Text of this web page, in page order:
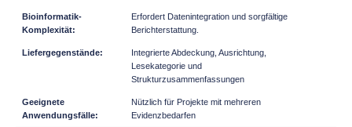
Erfordert Datenintegration und sorgfältige
Berichterstattung.
Integrierte Abdeckung, Ausrichtung,
Lesekategorie und
Strukturzusammenfassungen
Nützlich für Projekte mit mehreren
Evidenzbedarfen